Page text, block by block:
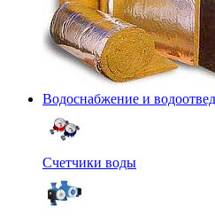
Водоснабжение и
Счетчики воды